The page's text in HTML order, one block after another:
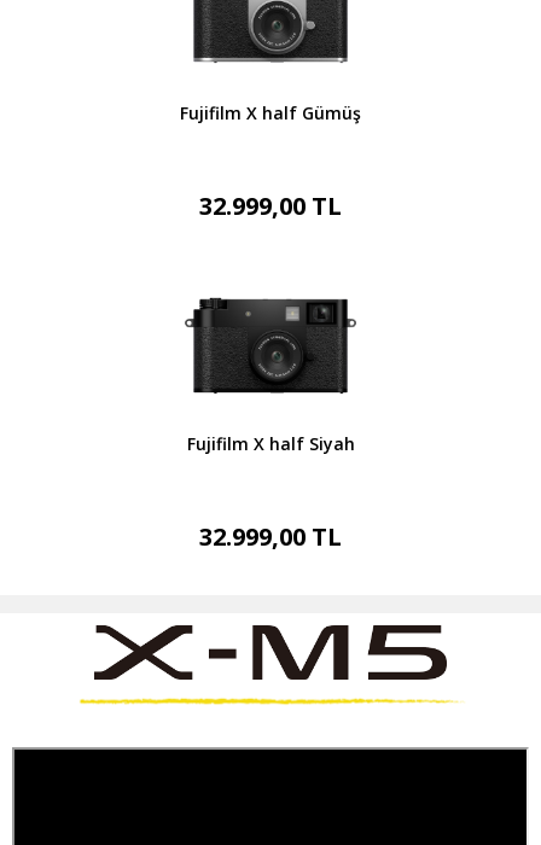
Fujifilm X half Gümüş
32.999,00 TL
Fujifilm X half Siyah
32.999,00 TL